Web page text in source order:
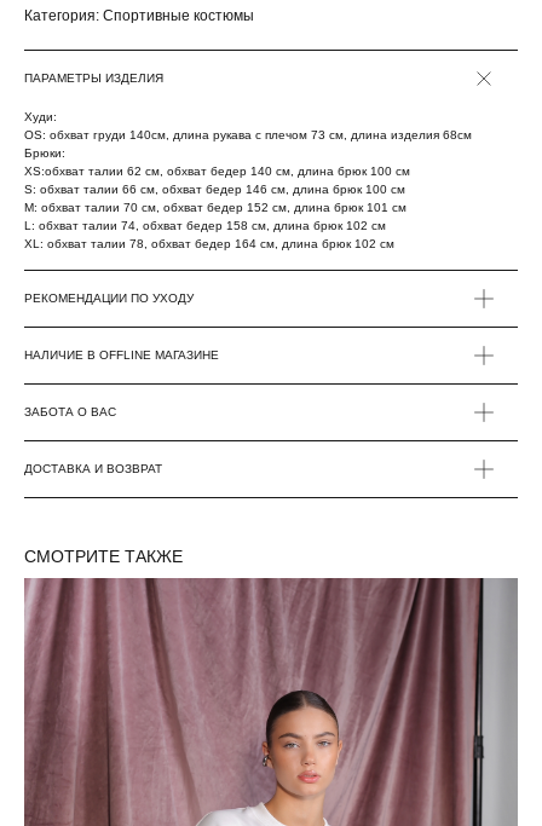
Категория: Спортивные костюмы
ПАРАМЕТРЫ ИЗДЕЛИЯ
Худи:
OS: обхват груди 140см, длина рукава с плечом 73 см, длина изделия 68см
Брюки:
XS:обхват талии 62 см, обхват бедер 140 см, длина брюк 100 см
S: обхват талии 66 см, обхват бедер 146 см, длина брюк 100 см
M: обхват талии 70 см, обхват бедер 152 см, длина брюк 101 см
L: обхват талии 74, обхват бедер 158 см, длина брюк 102 см
ХL: обхват талии 78, обхват бедер 164 см, длина брюк 102 см
РЕКОМЕНДАЦИИ ПО УХОДУ
НАЛИЧИЕ В OFFLINE МАГАЗИНЕ
ЗАБОТА О ВАС
ДОСТАВКА И ВОЗВРАТ
СМОТРИТЕ ТАКЖЕ